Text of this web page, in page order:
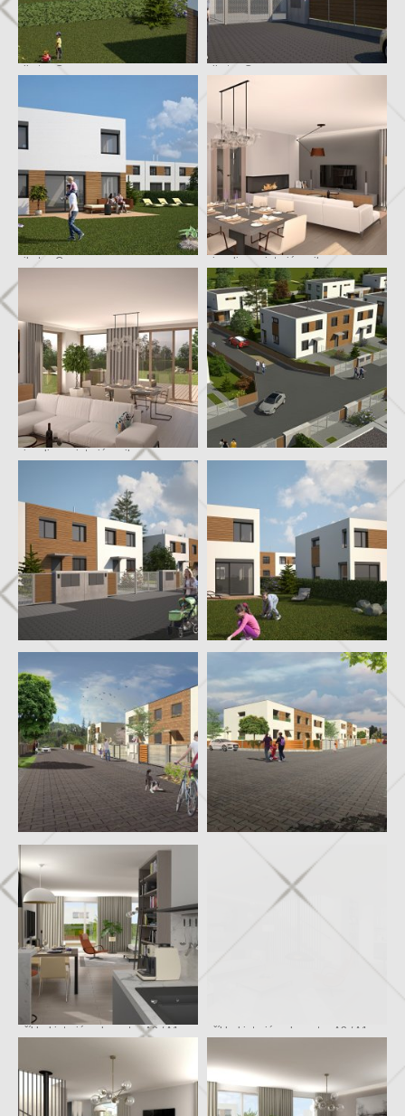
vila typ C vila typ C
vila typ C vizualizace interiéru vily
vizualizace interiéru vily
příklad interiéru domu typ A3 / A1 příklad interiéru domu typ A3 / A1